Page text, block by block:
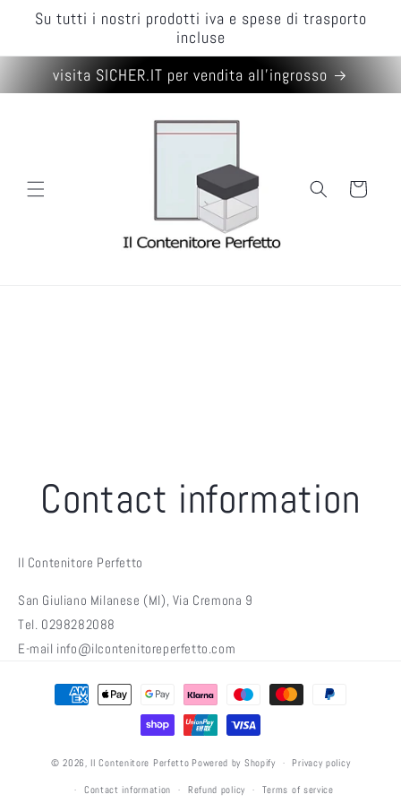
Skip to
content
Su tutti i nostri prodotti iva e spese di trasporto
incluse
visita SICHER.IT per vendita all'ingrosso
Cart
Contact information
Il Contenitore Perfetto
San Giuliano Milanese (MI), Via Cremona 9
Tel. 0298282088
E-mail info@ilcontenitoreperfetto.com
Payment
methods
© 2026, Il Contenitore Perfetto Powered by Shopify Privacy policy
Contact information Refund policy Terms of service